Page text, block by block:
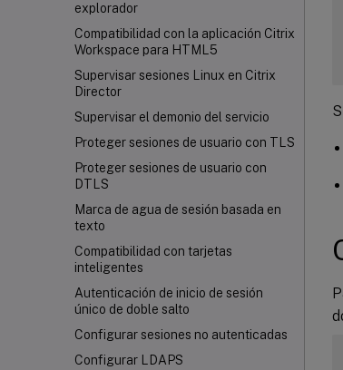
explorador
Compatibilidad con la aplicación Citrix
Workspace para HTML5
Supervisar sesiones Linux en Citrix
Director
Supervisar el demonio del servicio
Proteger sesiones de usuario con TLS
Proteger sesiones de usuario con
DTLS
Marca de agua de sesión basada en
texto
Compatibilidad con tarjetas
inteligentes
Autenticación de inicio de sesión
único de doble salto
Configurar sesiones no autenticadas
Configurar LDAPS